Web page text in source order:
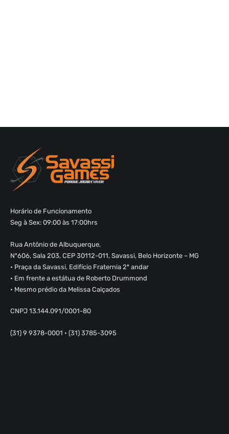
Horário de Funcionamento
Seg à Sex: 09:00 às 17:00hrs
Rua Antônio de Albuquerque,
Nº606, Sala 203, CEP 30112-011, Savassi, Belo Horizonte – MG
• Praça da Savassi, Edifício Fraternia 2º andar
• Em frente a estátua de Roberto Drummond
• Mesmo prédio da Melissa Calçados
CNPJ 13.144.091/0001-80
(31) 9 9378-0001 • (31) 3785-3095